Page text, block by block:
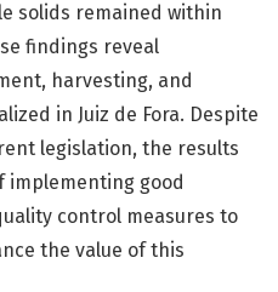
solids remained within
findings reveal
harvesting, and
in Juiz de Fora. Despite
legislation, the results
implementing good
control measures to
the value of this